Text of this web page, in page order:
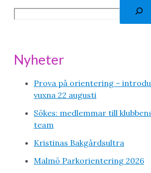
Nyheter
Prova på orientering –
vuxna 22 augusti
Sökes: medlemmar till
team
Kristinas Bakgårdsultra
Malmö Parkorientering 2026